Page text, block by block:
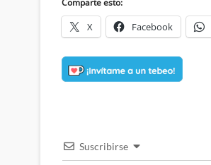
Comparte esto:
X Facebook
Suscribirse